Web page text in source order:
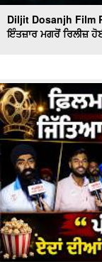
Diljit Dosanjh Film
ਇੰਤਜ਼ਾਰ ਮਗਰੋਂ ਰਿਲੀਜ਼